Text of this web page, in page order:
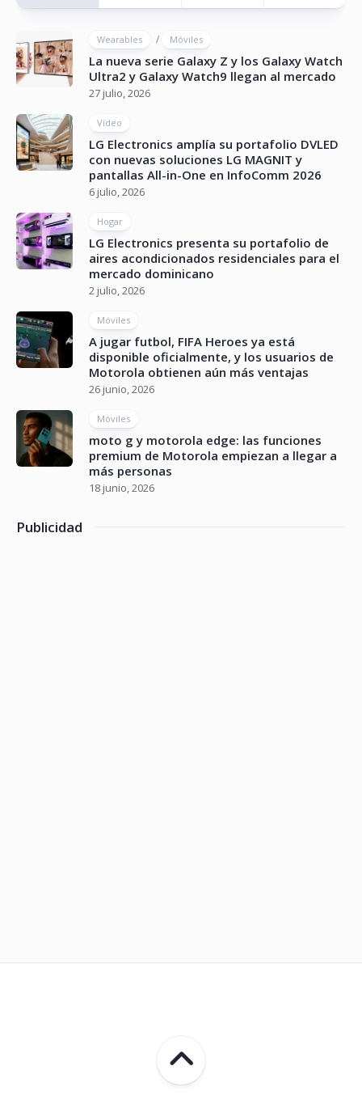
Wearables / Móviles
La nueva serie Galaxy Z y los Galaxy Watch
Ultra2 y Galaxy Watch9 llegan al mercado
27 julio, 2026
Vídeo
LG Electronics amplía su portafolio DVLED
con nuevas soluciones LG MAGNIT y
pantallas All-in-One en InfoComm 2026
6 julio, 2026
Hogar
LG Electronics presenta su portafolio de
aires acondicionados residenciales para el
mercado dominicano
2 julio, 2026
Móviles
A jugar futbol, FIFA Heroes ya está
disponible oficialmente, y los usuarios de
Motorola obtienen aún más ventajas
26 junio, 2026
Móviles
moto g y motorola edge: las funciones
premium de Motorola empiezan a llegar a
más personas
18 junio, 2026
Publicidad